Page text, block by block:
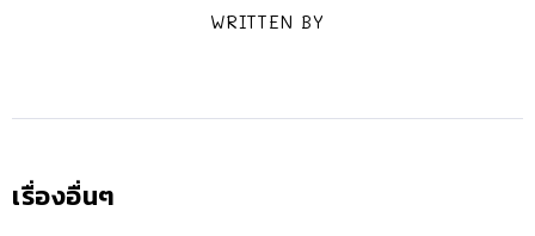
WRITTEN BY
เรื่องอื่นๆ